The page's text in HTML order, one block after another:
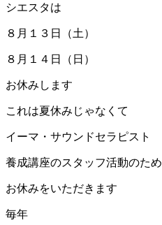
シエスタは
８月１３日（土）
８月１４日（日）
お休みします
これは夏休みじゃなくて
イーマ・サウンドセラピスト
養成講座のスタッフ活動のため
お休みをいただきます
毎年